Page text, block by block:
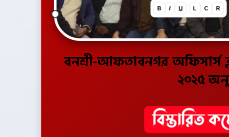
বনশ্রী-আফতাবনগর অফিসার্স
২০২৫
B I U L C R